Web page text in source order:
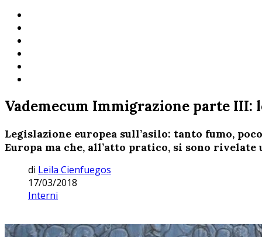
Vademecum Immigrazione parte
Legislazione europea sull’asilo: tanto fumo,
Europa ma che, all’atto pratico, si sono
di Leila Cienfuegos
17/03/2018
Interni